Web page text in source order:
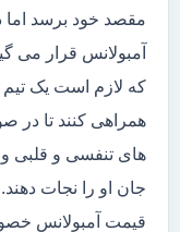
مقصد خود برسد اما
آمبولانس قرار می
که لازم است یک تیم
همراهی کنند تا در
های تنفسی و قلبی
جان او را نجات
قیمت آمبولانس